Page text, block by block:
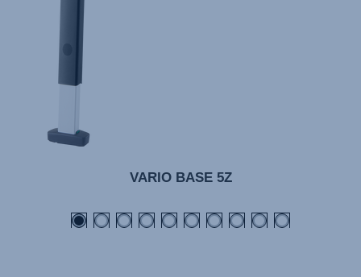
VARIO BASE 5Z